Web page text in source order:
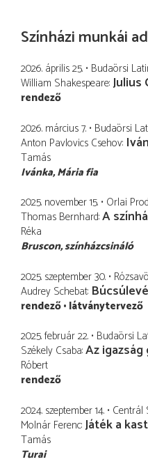
Színházi munkái
2026. április 25. Budaörsi
William Shakespeare Julius
rendező
2026. március 7. Budaörsi
Anton Pavlovics Csehov
Tamás
Ivánka Mária fia
2025. november 15. Orlai
Thomas Bernhard A
Réka
Bruscon színházcsináló
2025. szeptember 30.
Audrey Schebat
rendező látványtervező
2025. február 22. Budaörsi
Székely Csaba Az
Róbert
rendező
2024. szeptember 14. Centrál
Molnár Ferenc Játék a
Tamás
Turai